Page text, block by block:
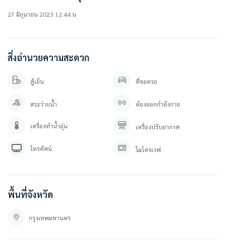
• ที่จอดรถ
สนใจติดต่อ / นัดดูห้อง
คุณภัทร 0 9 3 – 5 4 6 2 9 7 9
Line OA. : https://lin.ee/YfpvBtC (@besthome)
WWW.BESTHOMECONDO.COM
ที่ตั้ง :
MJG3+48G, Sanphawut 2 Alley, บางนาใต้ เขตบางนา กรุงเทพมหานคร 10260
#BESTHOMECONDO
27 มิถุนายน 2023 12:44 น
สิ่งอำนวยความสะดวก
ตู้เย็น ที่จอดรถ
สระว่ายน้ำ ห้องออกกำลังกาย
เครื่องทำน้ำอุ่น เครื่องปรับอากาศ
โทรทัศน์ ไมโครเวฟ
พื้นที่จังหวัด
กรุงเทพมหานคร